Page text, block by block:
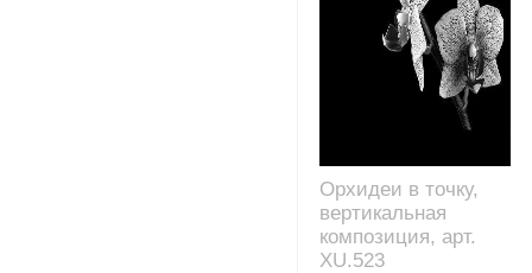
Орхидеи в точку,
вертикальная
композиция, арт.
XU.523